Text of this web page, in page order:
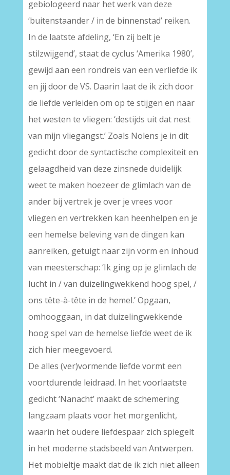
gebiologeerd naar het werk van deze
‘buitenstaander / in de binnenstad’ reiken.
In de laatste afdeling, ‘En zij belt je
stilzwijgend’, staat de cyclus ‘Amerika 1980’,
gewijd aan een rondreis van een verliefde ik
en jij door de VS. Daarin laat de ik zich door
de liefde verleiden om op te stijgen en naar
het westen te vliegen: ‘destijds uit dat nest
van mijn vliegangst.’ Zoals Nolens je in dit
gedicht door de syntactische complexiteit en
gelaagdheid van deze zinsnede duidelijk
weet te maken hoezeer de glimlach van de
ander bij vertrek je over je vrees voor
vliegen en vertrekken kan heenhelpen en je
een hemelse beleving van de dingen kan
aanreiken, getuigt naar zijn vorm en inhoud
van meesterschap: ‘Ik ging op je glimlach de
lucht in / van duizelingwekkend hoog spel, /
ons tête-à-tête in de hemel.’ Opgaan,
omhooggaan, in dat duizelingwekkende
hoog spel van de hemelse liefde weet de ik
zich hier meegevoerd.
De alles (ver)vormende liefde vormt een
voortdurende leidraad. In het voorlaatste
gedicht ‘Nanacht’ maakt de schemering
langzaam plaats voor het morgenlicht,
waarin het oudere liefdespaar zich spiegelt
in het moderne stadsbeeld van Antwerpen.
Het mobieltje maakt dat de ik zich niet alleen